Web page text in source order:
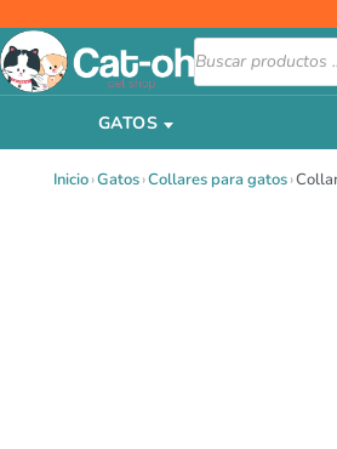
al
contenido
Búsqueda
de
productos
GATOS
Inicio›Gatos›Collares para gatos›